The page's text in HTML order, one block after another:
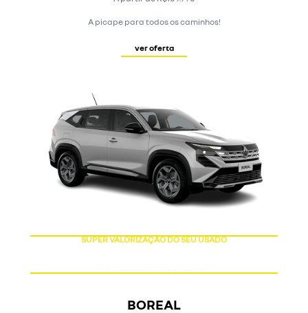
A picape para todos os caminhos!
ver oferta
BOREAL
SUPER VALORIZAÇÃO DO SEU USADO